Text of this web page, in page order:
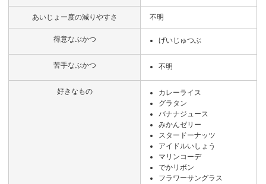
あいじょー度の減りやすさ 不明
得意なぶかつ げいじゅつぶ
苦手なぶかつ 不明
好きなもの
カレーライス
グラタン
バナナジュース
みかんゼリー
スタードーナッツ
アイドルいしょう
マリンコーデ
でかリボン
フラワーサングラス